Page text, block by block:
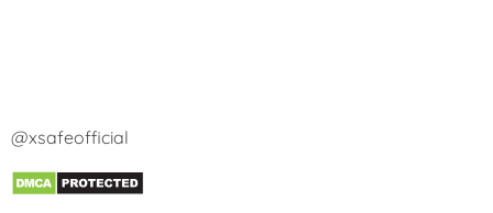
@xsafeofficial